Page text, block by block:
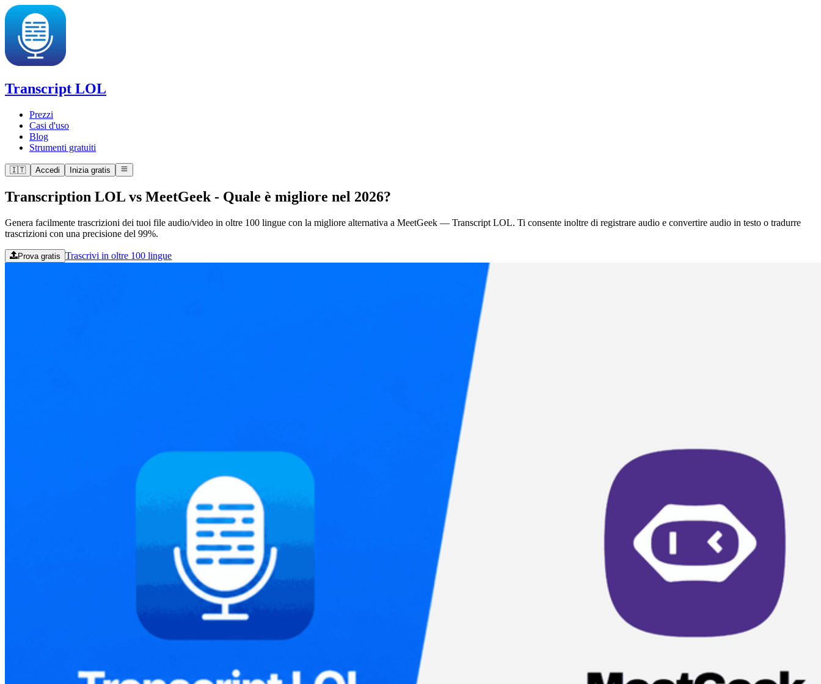
Transcript LOL
Prezzi
Casi d'uso
Blog
Strumenti gratuiti
🇮🇹 Accedi Inizia gratis
Transcription LOL vs MeetGeek - Quale è migliore nel 2026?
Genera facilmente trascrizioni dei tuoi file audio/video in oltre 100 lingue con la migliore alternativa a MeetGeek — Transcript LOL. Ti consente inoltre di registrare audio e convertire audio in testo o tradurre
trascrizioni con una precisione del 99%.
Prova gratis Trascrivi in oltre 100 lingue